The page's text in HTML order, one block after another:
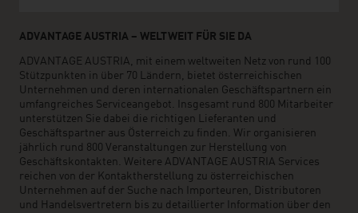
ADVANTAGE AUSTRIA – WELTWEIT FÜR SIE DA
ADVANTAGE AUSTRIA, mit einem weltweiten Netz von rund 100
Stützpunkten in über 70 Ländern, bietet österreichischen
Unternehmen und deren internationalen Geschäftspartnern ein
umfangreiches Serviceangebot. Insgesamt rund 800 Mitarbeiter
unterstützen Sie dabei die richtigen Lieferanten und
Geschäftspartner aus Österreich zu finden. Wir organisieren
jährlich rund 800 Veranstaltungen zur Herstellung von
Geschäftskontakten. Weitere ADVANTAGE AUSTRIA Services
reichen von der Kontaktherstellung zu österreichischen
Unternehmen auf der Suche nach Importeuren, Distributoren
und Handelsvertretern bis zu detaillierter Information über den